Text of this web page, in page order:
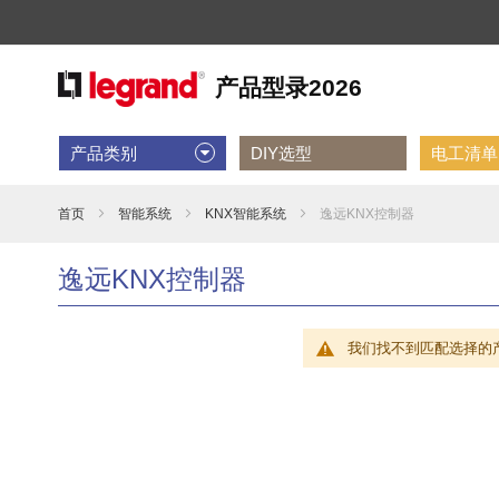
产品类别 DIY选型 电工清
首页 智能系统 KNX智能系统 逸远KNX控制器
逸远KNX控制器
我们找不到匹配选择的